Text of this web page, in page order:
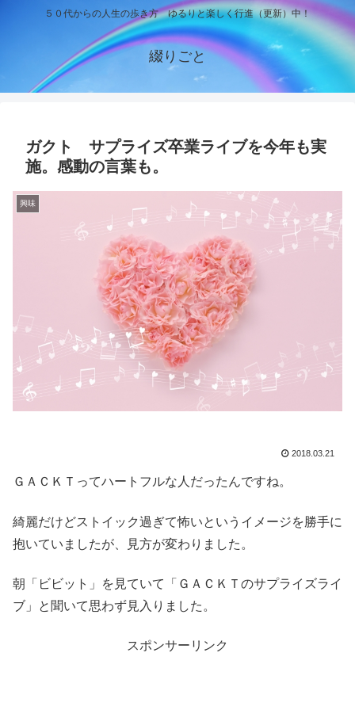
５０代からの人生の歩き方 ゆるりと楽しく行進（更新）中！
綴りごと
ガクト サプライズ卒業ライブを今年も実
施。感動の言葉も。
興味
2018.03.21
ＧＡＣＫＴってハートフルな人だったんですね。
綺麗だけどストイック過ぎて怖いというイメージを勝手に
抱いていましたが、見方が変わりました。
朝「ビビット」を見ていて「ＧＡＣＫＴのサプライズライ
ブ」と聞いて思わず見入りました。
スポンサーリンク